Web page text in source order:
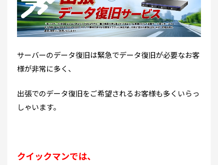
サーバーのデータ復旧は緊急でデータ復旧が必要なお客
様が非常に多く、
出張でのデータ復旧をご希望されるお客様も多くいらっ
しゃいます。
クイックマンでは、